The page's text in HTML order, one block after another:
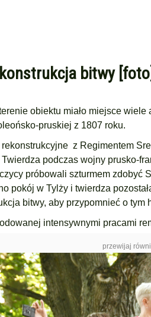
bitwy [foto]
obiektu miało miejsce wiele
pruskiej z 1807 roku.
z Regimentem
podczas wojny prusko-
próbowali szturmem zdobyć
pokój w Tylży i twierdza
bitwy, aby przypomnieć o tym
intensywnymi pracami
przewijaj